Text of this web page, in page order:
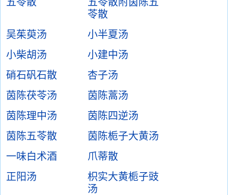
苓散
吴茱萸汤
小半夏汤
小柴胡汤
小建中汤
硝石矾石散
杏子汤
茵陈茯苓汤
茵陈蒿汤
茵陈理中汤
茵陈四逆汤
茵陈五苓散
茵陈栀子大黄汤
一味白术酒
爪蒂散
正阳汤
枳实大黄栀子豉
汤